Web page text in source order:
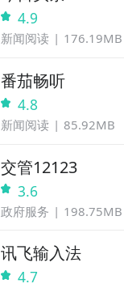
4.9
新闻阅读 176.19MB
番茄畅听
4.8
新闻阅读 85.92MB
交管12123
3.6
政府服务 198.75MB
讯飞输入法
4.7